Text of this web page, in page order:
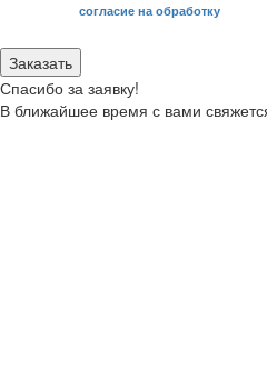
Я даю своесогласие на обработку
Заказать
Спасибо за заявку!
В ближайшее время с вами